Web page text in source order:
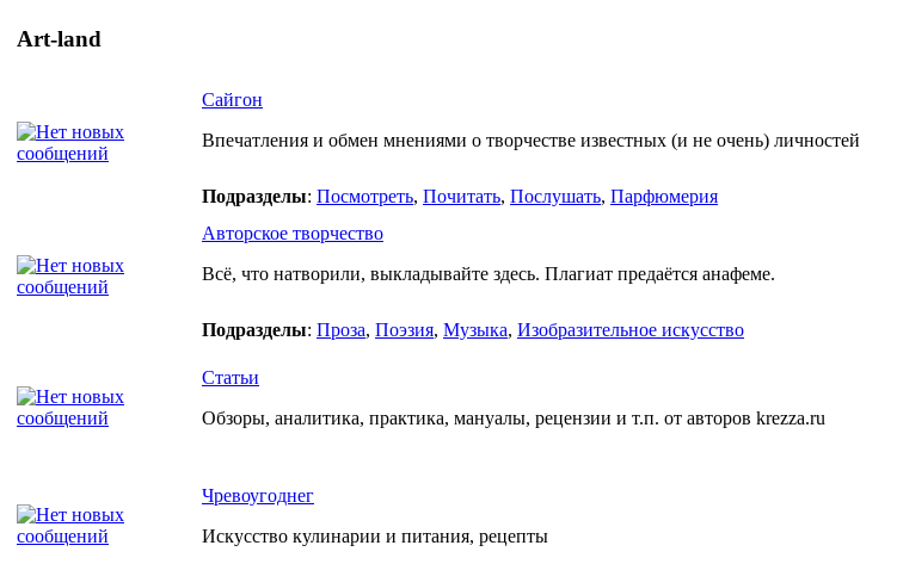
Art-land
Сайгон
Впечатления и обмен мнениями о творчестве известных (и не очень) личностей
Подразделы: Посмотреть, Почитать, Послушать, Парфюмерия
Авторское творчество
Всё, что натворили, выкладывайте здесь. Плагиат предаётся анафеме.
Подразделы: Проза, Поэзия, Музыка, Изобразительное искусство
Статьи
Обзоры, аналитика, практика, мануалы, рецензии и т.п. от авторов krezza.ru
Чревоугоднег
Искусство кулинарии и питания, рецепты